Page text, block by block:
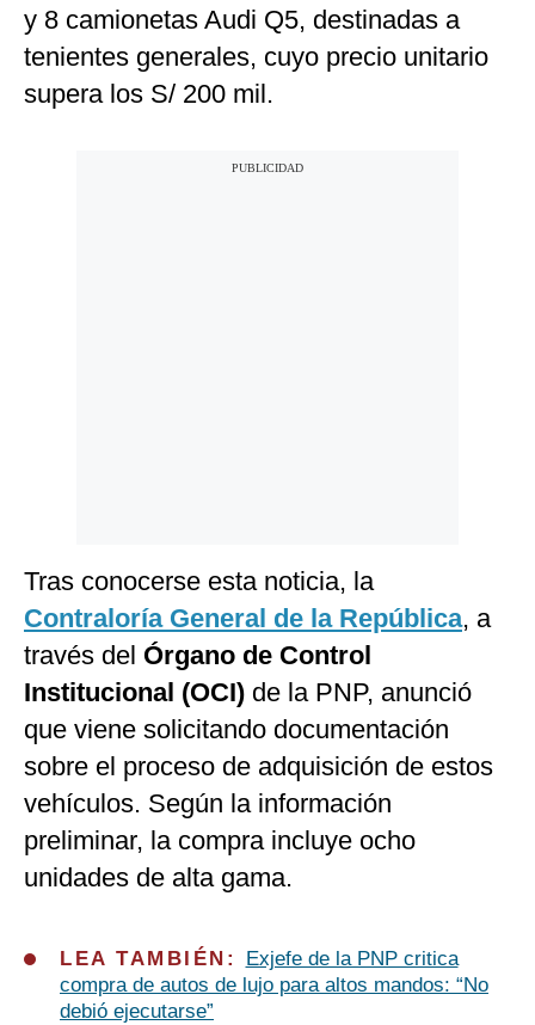
y 8 camionetas Audi Q5, destinadas a
tenientes generales, cuyo precio unitario
supera los S/ 200 mil.
Tras conocerse esta noticia, la
Contraloría General de la República, a
través del Órgano de Control
Institucional (OCI) de la PNP, anunció
que viene solicitando documentación
sobre el proceso de adquisición de estos
vehículos. Según la información
preliminar, la compra incluye ocho
unidades de alta gama.
LEA TAMBIÉN:
Exjefe de la PNP critica
compra de autos de lujo para altos mandos: “No
debió ejecutarse”